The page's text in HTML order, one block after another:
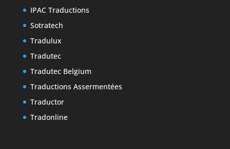
IPAC Traductions
Sotratech
Tradulux
Tradutec
Tradutec Belgium
Traductions Assermentées
Traductor
Tradonline